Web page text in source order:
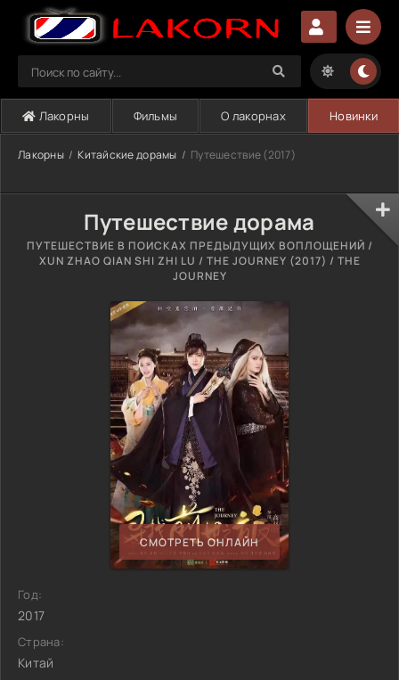
Лакорны Фильмы О лакорнах Новинки
Лакорны Китайские дорамы Путешествие (2017)
Путешествие дорама
ПУТЕШЕСТВИЕ В ПОИСКАХ ПРЕДЫДУЩИХ ВОПЛОЩЕНИЙ /
XUN ZHAO QIAN SHI ZHI LU / THE JOURNEY (2017) / THE
JOURNEY
СМОТРЕТЬ ОНЛАЙН
Год:
2017
Страна:
Китай